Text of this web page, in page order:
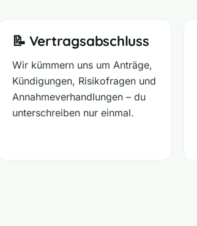
📝 Vertragsabschluss
Wir kümmern uns um Anträge,
Kündigungen, Risikofragen und
Annahmeverhandlungen – du
unterschreiben nur einmal.